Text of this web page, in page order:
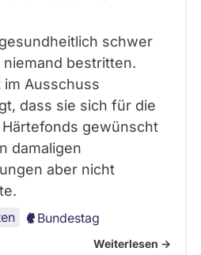
schwer
bestritten.
im Ausschuss
dass sie sich für die
gewünscht
damaligen
aber nicht
Bundestag
Weiterlesen ->